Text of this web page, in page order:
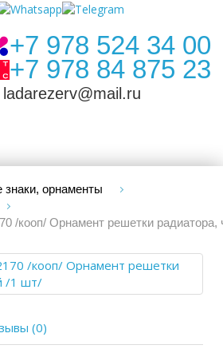
+7 978 524 34 00
+7 978 84 875 23
знаки, орнаменты
/кооп/ Орнамент решетки
(0)